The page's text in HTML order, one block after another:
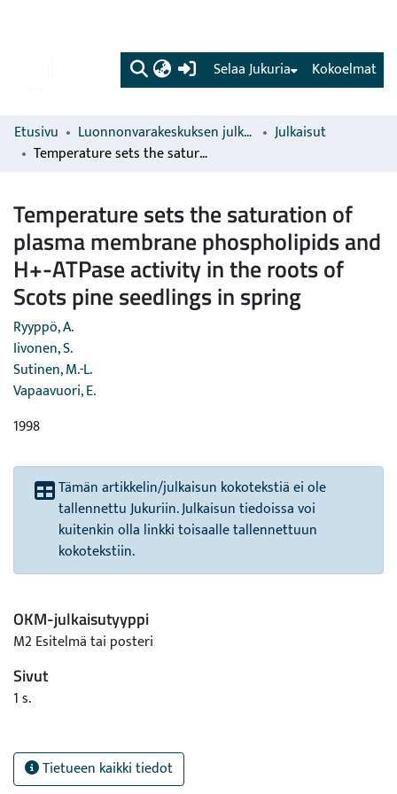
(current) Kokoelmat
Selaa Jukuria
Etusivu Luonnonvarakeskuksen julkaisut
Julkaisut
Temperature sets the saturation of plasma membrane phospholipids and H+-ATPase activity in the roots of Scots pine seedlings in spring
Temperature sets the saturation of
plasma membrane phospholipids and
H+-ATPase activity in the roots of
Scots pine seedlings in spring
Ryyppö, A.
Iivonen, S.
Sutinen, M.-L.
Vapaavuori, E.
1998
Tämän artikkelin/julkaisun kokotekstiä ei ole
tallennettu Jukuriin. Julkaisun tiedoissa voi
kuitenkin olla linkki toisaalle tallennettuun
kokotekstiin.
OKM-julkaisutyyppi
M2 Esitelmä tai posteri
Sivut
1 s.
Tietueen kaikki tiedot